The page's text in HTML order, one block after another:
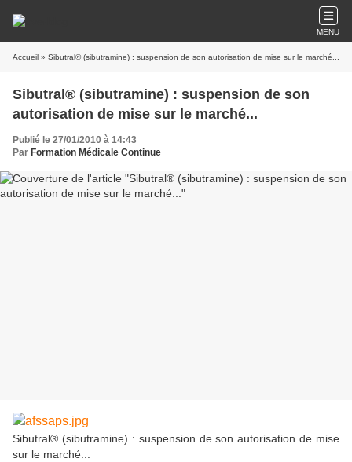
MENU
Accueil » Sibutral® (sibutramine) : suspension de son autorisation de mise sur le marché...
Sibutral® (sibutramine) : suspension de son
autorisation de mise sur le marché...
Publié le 27/01/2010 à 14:43
Par Formation Médicale Continue
Sibutral® (sibutramine) : suspension de son autorisation de mise
sur le marché...